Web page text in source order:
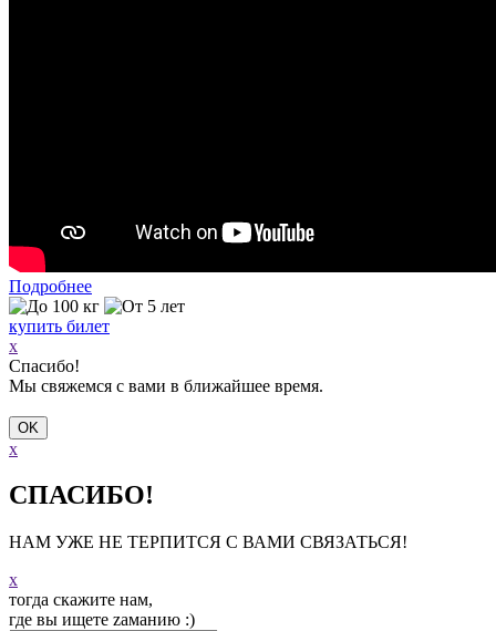
Подробнее
купить билет
x
Спасибо!
Мы свяжемся с вами в ближайшее время.
x
СПАСИБО!
НАМ УЖЕ НЕ ТЕРПИТСЯ С ВАМИ СВЯЗАТЬСЯ!
x
тогда скажите нам,
где вы ищете zаманию :)